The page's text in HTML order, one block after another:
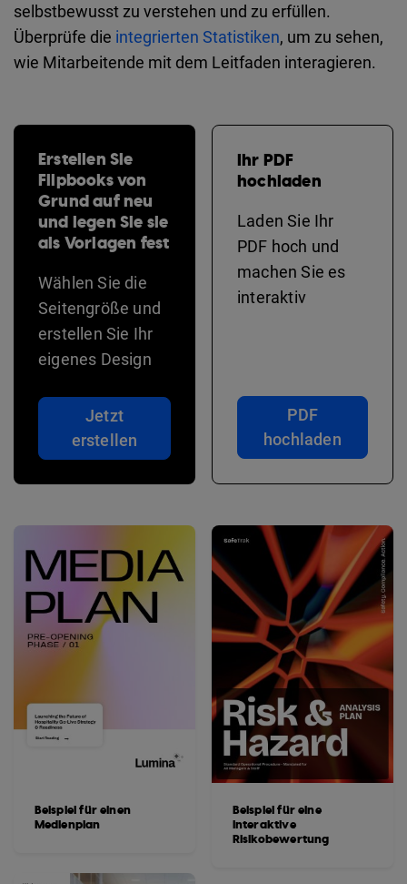
selbstbewusst zu verstehen und zu erfüllen.
Überprüfe die integrierten Statistiken, um zu sehen,
wie Mitarbeitende mit dem Leitfaden interagieren.
Erstellen Sie
Flipbooks von
Grund auf neu
und legen Sie sie
als Vorlagen fest
Wählen Sie die
Seitengröße und
erstellen Sie Ihr
eigenes Design
Jetzt
erstellen
Ihr PDF
hochladen
Laden Sie Ihr
PDF hoch und
machen Sie es
interaktiv
PDF
hochladen
Beispiel für einen
Medienplan
Beispiel für eine
interaktive
Risikobewertung